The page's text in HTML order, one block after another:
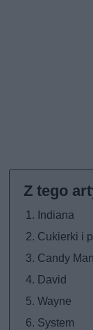
Indiana
Cukierki i
Candy Man
David
Wayne
System